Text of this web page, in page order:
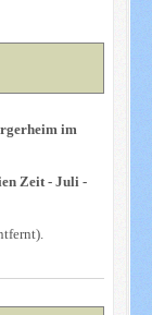
im
Zeit - Juli -